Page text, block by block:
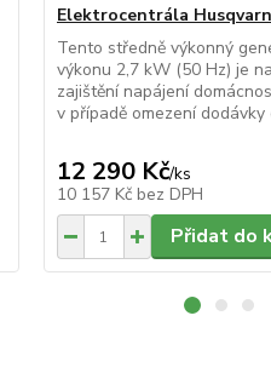
Elektrocentrála
Tento středně výkonný
výkonu 2,7 kW (50 Hz) je
zajištění napájení
v případě omezení dodávky
12 290 Kč/ks
10 157 Kč bez DPH
Přidat do